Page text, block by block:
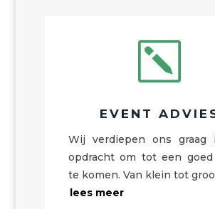
k
EVENT
Wij verdiepen ons graag
opdracht om tot een goed
te komen. Van klein tot
lees meer